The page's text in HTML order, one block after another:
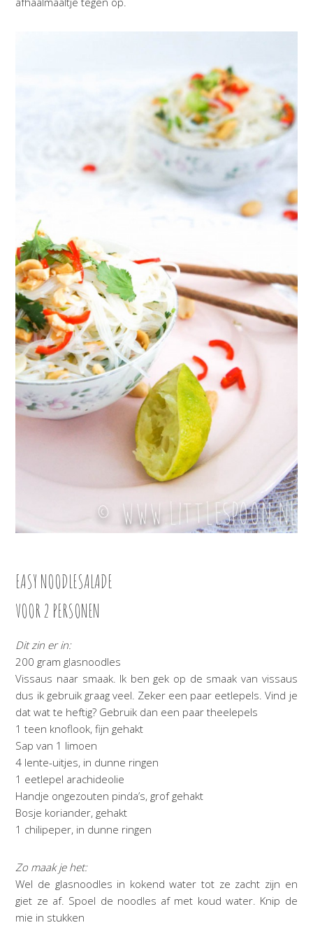
EASY NOODLESALADE
VOOR 2 PERSONEN
Dit zin er in:
200 gram glasnoodles
Vissaus naar smaak. Ik ben gek op de smaak van vissaus
dus ik gebruik graag veel. Zeker een paar eetlepels. Vind je
dat wat te heftig? Gebruik dan een paar theelepels
1 teen knoflook, fijn gehakt
Sap van 1 limoen
4 lente-uitjes, in dunne ringen
1 eetlepel arachideolie
Handje ongezouten pinda’s, grof gehakt
Bosje koriander, gehakt
1 chilipeper, in dunne ringen
Zo maak je het:
Wel de glasnoodles in kokend water tot ze zacht zijn en
giet ze af. Spoel de noodles af met koud water. Knip de
mie in stukken